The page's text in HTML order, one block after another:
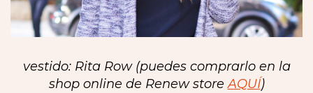
vestido: Rita Row (puedes comprarlo en la
shop online de Renew storeAQUÍ)